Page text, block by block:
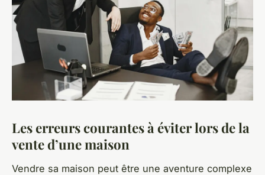
Les erreurs courantes à éviter lors de la
vente d’une maison
Vendre sa maison peut être une aventure complexe